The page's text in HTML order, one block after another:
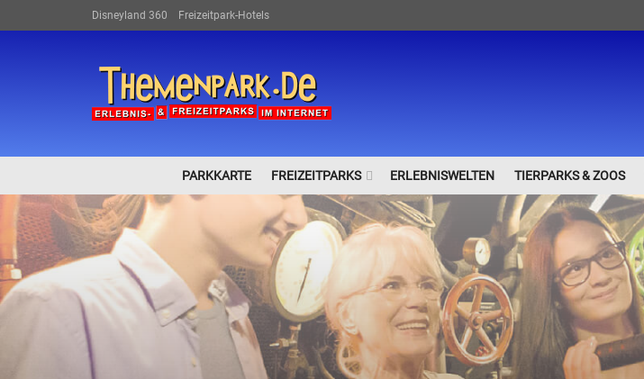
Disneyland 360 Freizeitpark-Hotels
PARKKARTE FREIZEITPARKS ERLEBNISWELTEN TIERPARKS & ZOOS